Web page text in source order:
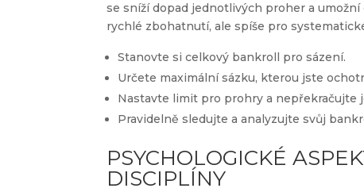
se sníží dopad jednotlivých proher a
rychlé zbohatnutí, ale spíše pro
Stanovte si celkový bankroll pro sázení.
Určete maximální sázku, kterou jste
Nastavte limit pro prohry a nepřekračujte
Pravidelně sledujte a analyzujte svůj
PSYCHOLOGICKÉ
DISCIPLÍNY